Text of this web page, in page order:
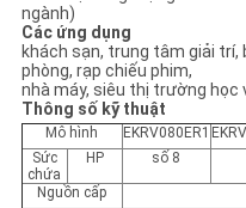
ngành)
Các ứng dụng
khách sạn, trung tâm giải trí,
phòng, rạp chiếu phim,
nhà máy, siêu thị trường học
Thông số kỹ thuật
Mô hình EKRV080ER1
Sức
chứa
HP số 8
Nguồn cấp